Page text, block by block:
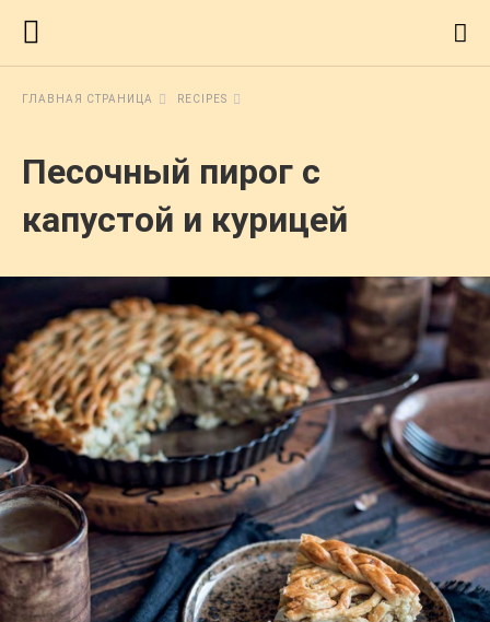
ГЛАВНАЯ СТРАНИЦА RECIPES
Песочный пирог с
капустой и курицей